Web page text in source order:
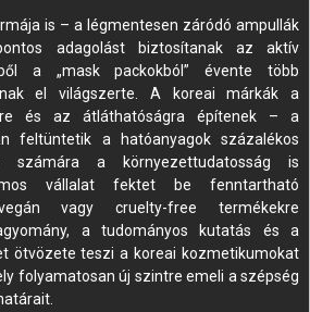
is – a légmentesen záródó ampullák
adagolást biztosítanak az aktív
a „mask packokból” évente több
el világszerte. A koreai márkák a
és az átláthatóságra építenek – a
feltüntetik a hatóanyagok százalékos
számára a környezettudatosság is
vállalat fektet be fenntartható
vagy cruelty-free termékekre
a tudományos kutatás és a
ötvözete teszi a koreai kozmetikumokat
folyamatosan új szintre emeli a szépség
és az 5% kedvezmény az első
a tiéd.